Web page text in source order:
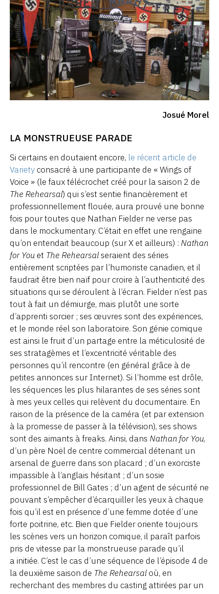
Josué Morel
LA MONSTRUEUSE PARADE
Si certains en doutaient encore, le récent article de
Variety consacré à une participante de « Wings of
Voice » (le faux télécrochet créé pour la saison 2 de
The Rehearsal) qui s’est sentie financièrement et
professionnellement flouée, aura prouvé une bonne
fois pour toutes que Nathan Fielder ne verse pas
dans le mockumentary. C’était en effet une rengaine
qu’on entendait beaucoup (sur X et ailleurs) : Nathan
for You et The Rehearsalseraient des séries
entièrement scriptées par l’humoriste canadien, et il
faudrait être bien naïf pour croire à l’authenticité des
situations qui se déroulent à l’écran. Fielder n’est pas
tout à fait un démiurge, mais plutôt une sorte
d’apprenti sorcier ; ses œuvres sont des expériences,
et le monde réel son laboratoire. Son génie comique
est ainsi le fruit d’un partage entre la méticulosité de
ses stratagèmes et l’excentricité véritable des
personnes qu’il rencontre (en général grâce à de
petites annonces sur Internet). Si l’homme est drôle,
les séquences les plus hilarantes de ses séries sont
à mes yeux celles qui relèvent du documentaire. En
raison de la présence de la caméra (et par extension
à la promesse de passer à la télévision), ses shows
sont des aimants à freaks. Ainsi, dans Nathan for You,
d’un père Noël de centre commercial détenant un
arsenal de guerre dans son placard ; d’un exorciste
impassible à l’anglais hésitant ; d’un sosie
professionnel de Bill Gates ; d’un agent de sécurité ne
pouvant s’empêcher d’écarquiller les yeux à chaque
fois qu’il est en présence d’une femme dotée d’une
forte poitrine, etc. Bien que Fielder oriente toujours
les scènes vers un horizon comique, il paraît parfois
pris de vitesse par la monstrueuse parade qu’il
a initiée. C’est le cas d’une séquence de l’épisode 4 de
la deuxième saison de The Rehearsal où, en
recherchant des membres du casting attirées par un